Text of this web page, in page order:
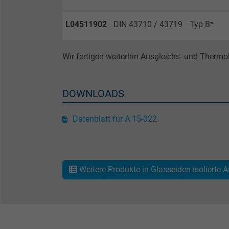
Zweck
L04511902 DIN 43710 / 43719 Typ B*
Wir fertigen weiterhin Ausgleichs- und
DOWNLOADS
Datenblatt für A 15-022
Weitere Produkte in Glasseiden-isolierte